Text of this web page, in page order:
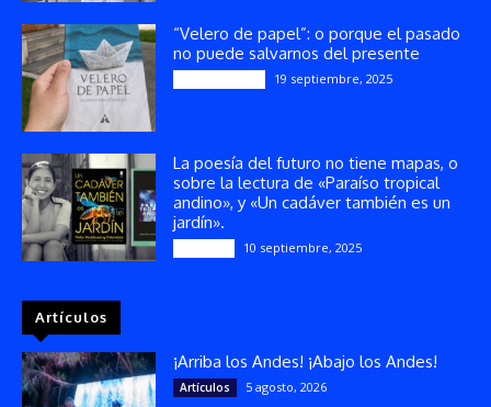
“Velero de papel”: o porque el pasado
no puede salvarnos del presente
19 septiembre, 2025
La poesía del futuro no tiene mapas, o
sobre la lectura de «Paraíso tropical
andino», y «Un cadáver también es un
jardín».
10 septiembre, 2025
Artículos
¡Arriba los Andes! ¡Abajo los Andes!
Artículos 5 agosto, 2026